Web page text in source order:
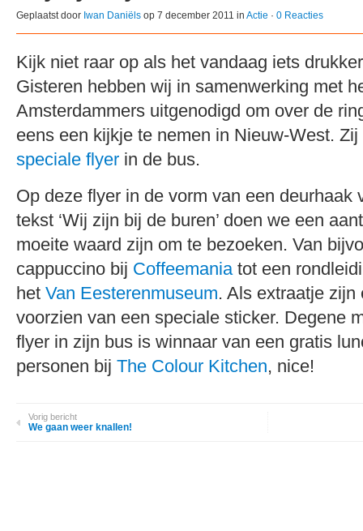
Geplaatst door Iwan Daniëls op 7 december 2011 in Actie · 0 Reacties
Kijk niet raar op als het vandaag iets
Gisteren hebben wij in samenwerking met
Amsterdammers uitgenodigd om over de
eens een kijkje te nemen in Nieuw-West.
speciale flyer in de bus.
Op deze flyer in de vorm van een deurhaak
tekst ‘Wij zijn bij de buren’ doen we een
moeite waard zijn om te bezoeken. Van
cappuccino bij Coffeemaniatot een
het Van Eesterenmuseum. Als extraatje zijn
voorzien van een speciale sticker. Degene
flyer in zijn bus is winnaar van een gratis
personen bij The Colour Kitchen, nice!
Vorig bericht
We gaan weer knallen!